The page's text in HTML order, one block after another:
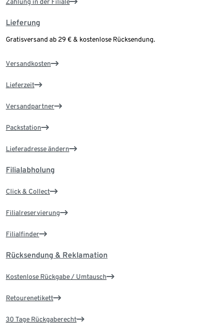
Zahlung in der Filiale
Lieferung
Gratisversand ab 29 € & kostenlose Rücksendung.
Versandkosten
Lieferzeit
Versandpartner
Packstation
Lieferadresse ändern
Filialabholung
Click & Collect
Filialreservierung
Filialfinder
Rücksendung & Reklamation
Kostenlose Rückgabe / Umtausch
Retourenetikett
30 Tage Rückgaberecht